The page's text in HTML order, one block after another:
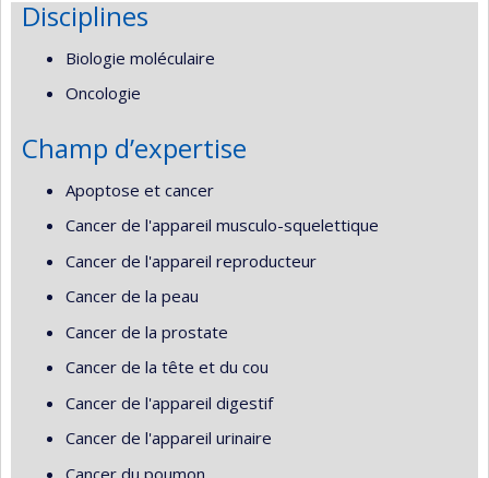
Disciplines
Biologie moléculaire
Oncologie
Champ d’expertise
Apoptose et cancer
Cancer de l'appareil musculo-squelettique
Cancer de l'appareil reproducteur
Cancer de la peau
Cancer de la prostate
Cancer de la tête et du cou
Cancer de l'appareil digestif
Cancer de l'appareil urinaire
Cancer du poumon